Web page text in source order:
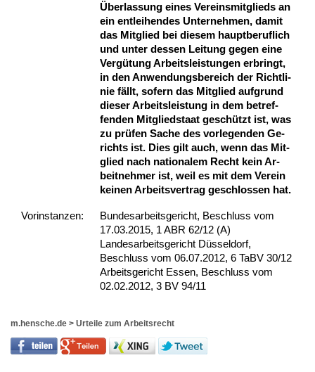
Über­las­sung ei­nes Ver­eins­mit­glieds an
ein ent­lei­hen­des Un­ter­neh­men, da­mit
das Mit­glied bei die­sem haupt­be­ruf­lich
und un­ter des­sen Lei­tung ge­gen ei­ne
Vergütung Ar­beits­leis­tun­gen er­bringt,
in den An­wen­dungs­be­reich der Richt­li­
nie fällt, so­fern das Mit­glied auf­grund
die­ser Ar­beits­leis­tung in dem be­tref­
fen­den Mit­glied­staat geschützt ist, was
zu prüfen Sa­che des vor­le­gen­den Ge­
richts ist. Dies gilt auch, wenn das Mit­
glied nach na­tio­na­lem Recht kein Ar­
beit­neh­mer ist, weil es mit dem Ver­ein
kei­nen Ar­beits­ver­trag ge­schlos­sen hat.
Vor­ins­tan­zen:
Bundesarbeitsgericht, Beschluss vom
17.03.2015, 1 ABR 62/12 (A)
Landesarbeitsgericht Düsseldorf,
Beschluss vom 06.07.2012, 6 TaBV 30/12
Arbeitsgericht Essen, Beschluss vom
02.02.2012, 3 BV 94/11
m.hensche.de > Urteile zum Arbeitsrecht